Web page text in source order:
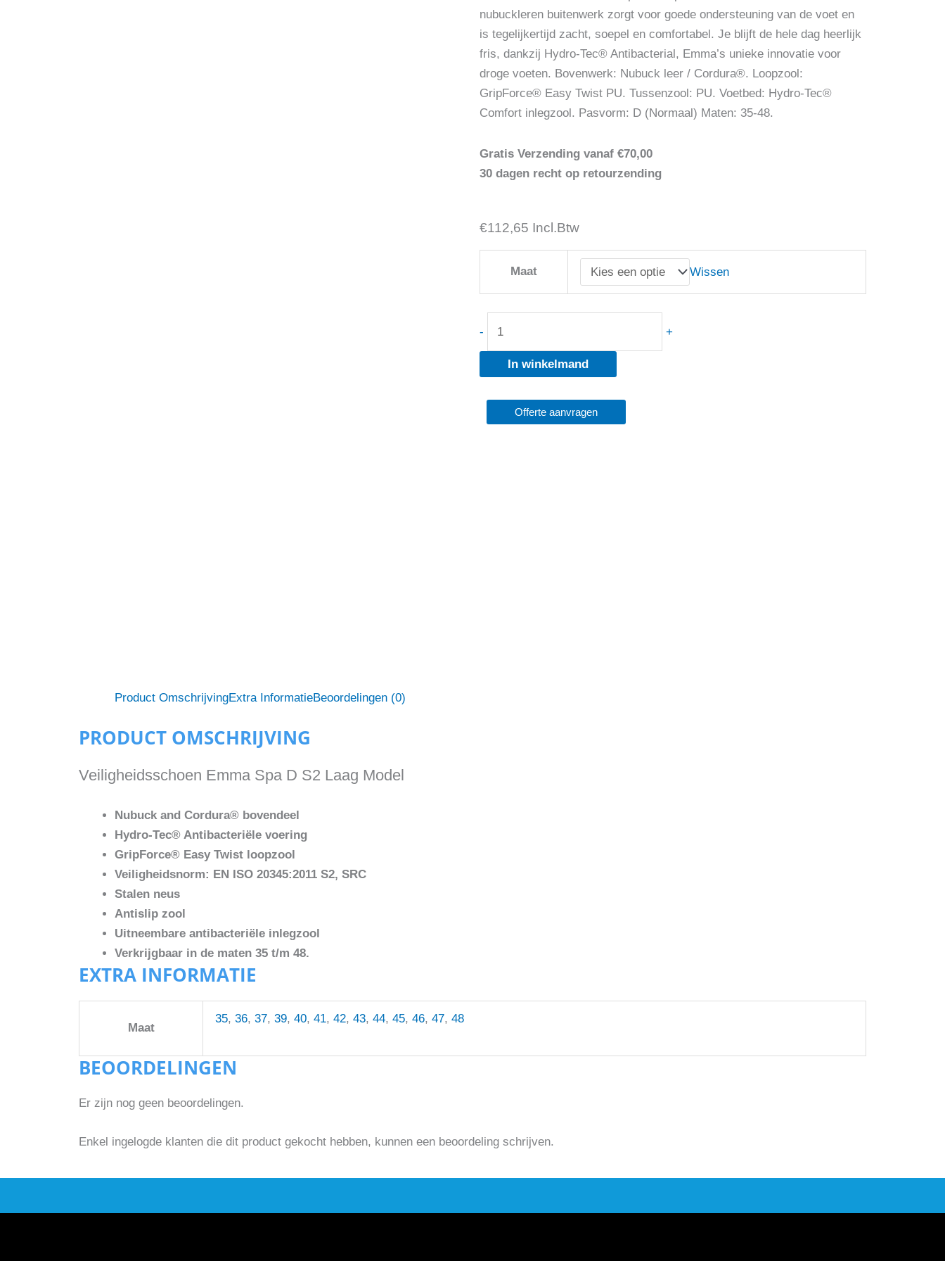
nubuckleren buitenwerk zorgt voor goede ondersteuning van de voet en
is tegelijkertijd zacht, soepel en comfortabel. Je blijft de hele dag heerlijk
fris, dankzij Hydro-Tec® Antibacterial, Emma’s unieke innovatie voor
droge voeten. Bovenwerk: Nubuck leer / Cordura®. Loopzool:
GripForce® Easy Twist PU. Tussenzool: PU. Voetbed: Hydro-Tec®
Comfort inlegzool. Pasvorm: D (Normaal) Maten: 35-48.
Gratis Verzending vanaf €70,00
30 dagen recht op retourzending
€112,65 Incl.Btw
Maat Wissen
-
Veiligheidsschoen
Emma
Laag
aantal
+
In winkelmand
Offerte aanvragen
Product OmschrijvingExtra InformatieBeoordelingen (0)
PRODUCT OMSCHRIJVING
Veiligheidsschoen Emma Spa D S2 Laag Model
Nubuck and Cordura® bovendeel
Hydro-Tec® Antibacteriële voering
GripForce® Easy Twist loopzool
Veiligheidsnorm: EN ISO 20345:2011 S2, SRC
Stalen neus
Antislip zool
Uitneembare antibacteriële inlegzool
Verkrijgbaar in de maten 35 t/m 48.
EXTRA INFORMATIE
Maat
35, 36, 37, 39, 40, 41, 42, 43, 44, 45, 46, 47, 48
BEOORDELINGEN
Er zijn nog geen beoordelingen.
Enkel ingelogde klanten die dit product gekocht hebben, kunnen een beoordeling schrijven.